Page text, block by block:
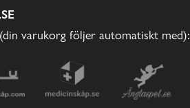
varukorg följer automatiskt med):